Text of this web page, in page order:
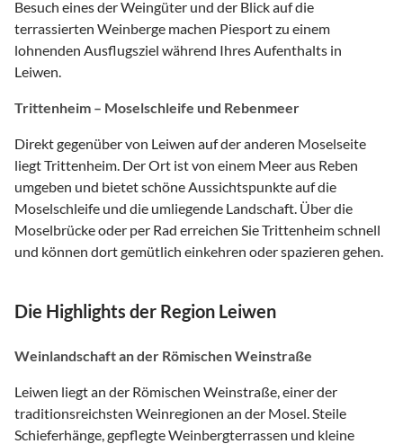
Besuch eines der Weingüter und der Blick auf die
terrassierten Weinberge machen Piesport zu einem
lohnenden Ausflugsziel während Ihres Aufenthalts in
Leiwen.
Trittenheim – Moselschleife und Rebenmeer
Direkt gegenüber von Leiwen auf der anderen Moselseite
liegt Trittenheim. Der Ort ist von einem Meer aus Reben
umgeben und bietet schöne Aussichtspunkte auf die
Moselschleife und die umliegende Landschaft. Über die
Moselbrücke oder per Rad erreichen Sie Trittenheim schnell
und können dort gemütlich einkehren oder spazieren gehen.
Die Highlights der Region Leiwen
Weinlandschaft an der Römischen Weinstraße
Leiwen liegt an der Römischen Weinstraße, einer der
traditionsreichsten Weinregionen an der Mosel. Steile
Schieferhänge, gepflegte Weinbergterrassen und kleine